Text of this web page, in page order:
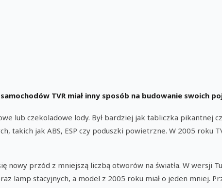
TVR miał inny sposób na budowanie swoich
lub czekoladowe lody. Był bardziej jak tabliczka pikantnej
takich jak ABS, ESP czy poduszki powietrzne. W 2005 roku
nowy przód z mniejszą liczbą otworów na światła. W wersji
lamp stacyjnych, a model z 2005 roku miał o jeden mniej.